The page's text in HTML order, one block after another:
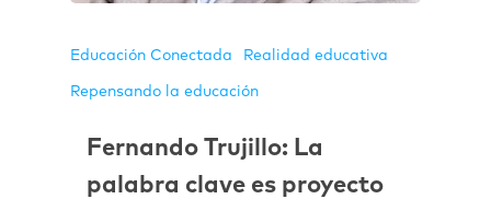
Educación Conectada Realidad educativa
Repensando la educación
Fernando Trujillo: La
palabra clave es proyecto